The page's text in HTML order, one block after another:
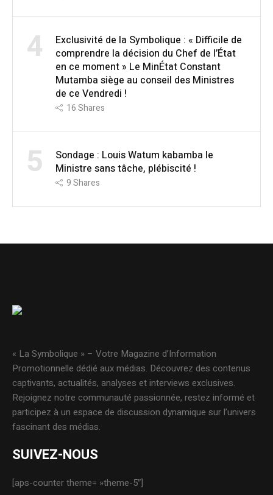
4
Exclusivité de la Symbolique : « Difficile de
comprendre la décision du Chef de l’État
en ce moment » Le MinÉtat Constant
Mutamba siège au conseil des Ministres
de ce Vendredi !
16Shares
5
Sondage : Louis Watum kabamba le
Ministre sans tâche, plébiscité !
9Shares
« La Symbolique » – Votre Magazine d’Information
Promotionnelle dédié aux médias. Découvrez des contenus
captivants, actualités, analyses et interviews exclusives.
Rejoignez notre communauté passionnée, restez informé et
participez à un espace de discussion dynamique sur l’univers
fascinant des médias.
SUIVEZ-NOUS
[aps-counter theme= »theme-5″]